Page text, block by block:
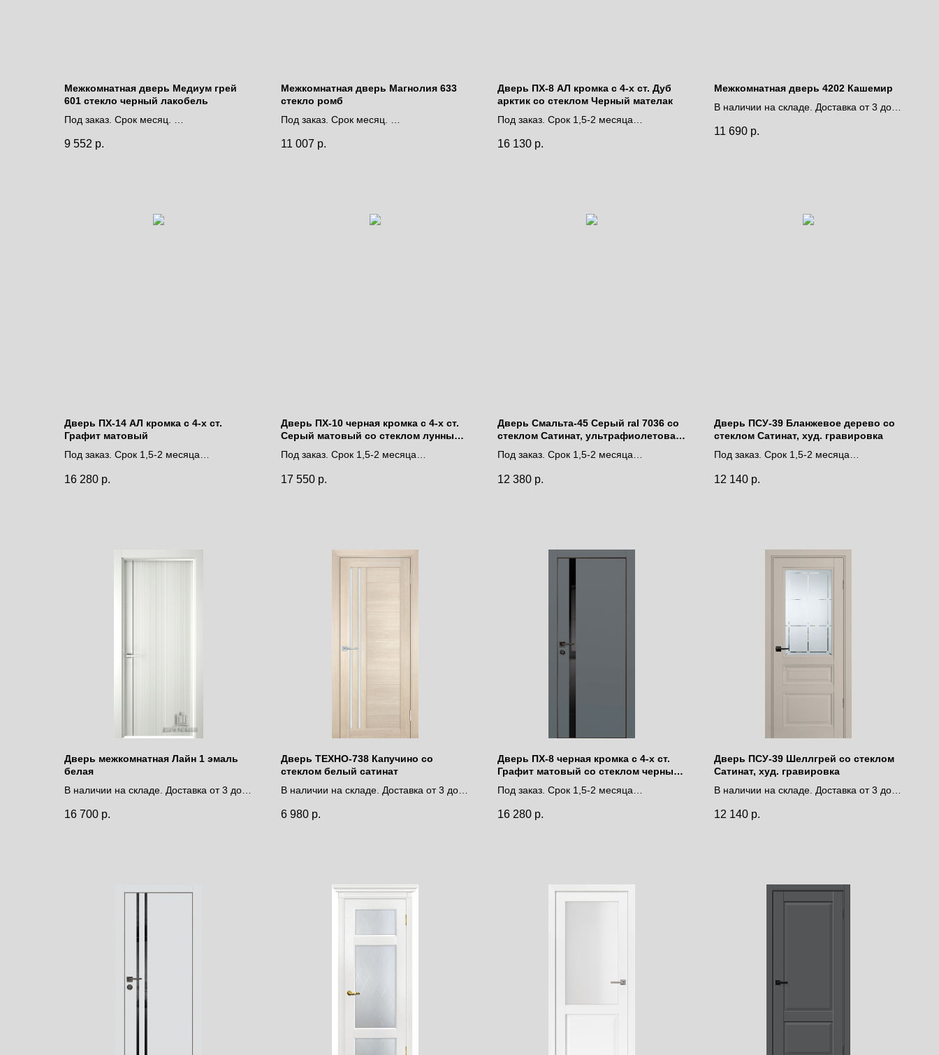
Межкомнатная дверь Медиум грей
601 стекло черный лакобель
Под заказ. Срок месяц.
9 552 р.
Межкомнатная дверь Магнолия 633
стекло ромб
Под заказ. Срок месяц.
11 007 р.
Дверь ПХ-8 АЛ кромка с 4-х ст. Дуб
арктик со стеклом Черный мателак
Под заказ. Срок 1,5-2 месяца
16 130 р.
Межкомнатная дверь 4202 Кашемир
В наличии на складе. Доставка от 3 до 9
Цена за полотно
11 690 р.
Дверь ПХ-14 АЛ кромка с 4-х ст.
Графит матовый
Под заказ. Срок 1,5-2 месяца
16 280 р.
Дверь ПХ-10 черная кромка с 4-х ст.
Серый матовый со стеклом лунный
лакобель
Под заказ. Срок 1,5-2 месяца
17 550 р.
Дверь Смальта-45 Серый ral 7036 со
стеклом Сатинат, ультрафиолетовая
печать
Под заказ. Срок 1,5-2 месяца
12 380 р.
Дверь ПСУ-39 Бланжевое дерево со
стеклом Сатинат, худ. гравировка
Под заказ. Срок 1,5-2 месяца
12 140 р.
Дверь межкомнатная Лайн 1 эмаль
белая
В наличии на складе. Доставка от 3 до 9
Цена за полотно
16 700 р.
Дверь ТЕХНО-738 Капучино со
стеклом белый сатинат
В наличии на складе. Доставка от 3 до 9
Цена за полотно
6 980 р.
Дверь ПХ-8 черная кромка с 4-х ст.
Графит матовый со стеклом черный
Под заказ. Срок 1,5-2 месяца
16 280 р.
Дверь ПСУ-39 Шеллгрей со стеклом
Сатинат, худ. гравировка
В наличии на складе. Доставка от 3 до 9
Цена за полотно
12 140 р.